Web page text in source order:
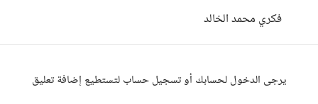
فكري محمد الخالد
يرجى الدخول لحسابك أو تسجيل حساب لتستطيع إضافة تعليق